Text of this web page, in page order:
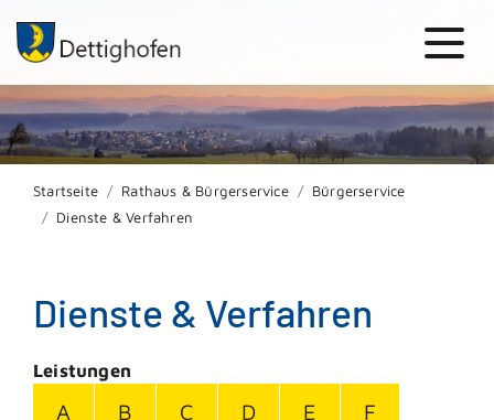
Startseite Rathaus & Bürgerservice
Bürgerservice
Dienste & Verfahren
Dienste & Verfahren
Leistungen
A B C D E F